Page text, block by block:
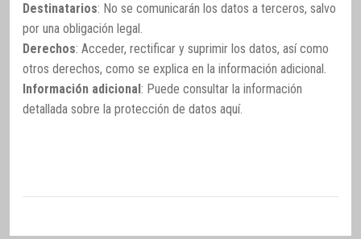
Destinatarios: No se comunicarán los datos a terceros, salvo
por una obligación legal.
Derechos: Acceder, rectificar y suprimir los datos, así como
otros derechos, como se explica en la información adicional.
Información adicional : Puede consultar la información
detallada sobre la protección de datos aquí.